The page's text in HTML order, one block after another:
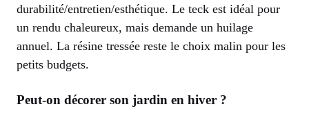
durabilité/entretien/esthétique. Le teck est idéal pour
un rendu chaleureux, mais demande un huilage
annuel. La résine tressée reste le choix malin pour les
petits budgets.
Peut-on décorer son jardin en hiver ?